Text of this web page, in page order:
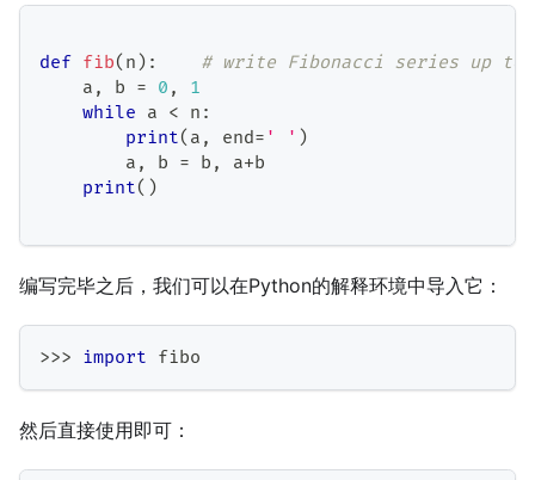
def fib( n ) :
# write Fibonacci series up to
    a
, b = 0 ,
1
while a < n :
print( a , end= ' ' )
        a
, b = b , a+b
print( )
编写完毕之后，我们可以在Python的解释环境中导入它：
>>> import fibo
然后直接使用即可：